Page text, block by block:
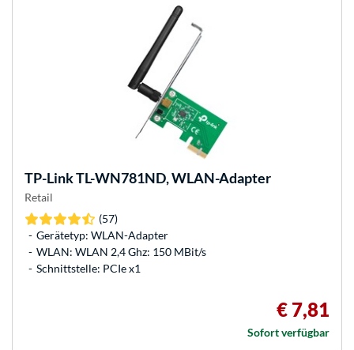
TP-LinkTL-WN781ND, WLAN-Adapter
Retail
(57)
Gerätetyp: WLAN-Adapter
WLAN: WLAN 2,4 Ghz: 150 MBit/s
Schnittstelle: PCIe x1
€ 7,81
Sofort verfügbar